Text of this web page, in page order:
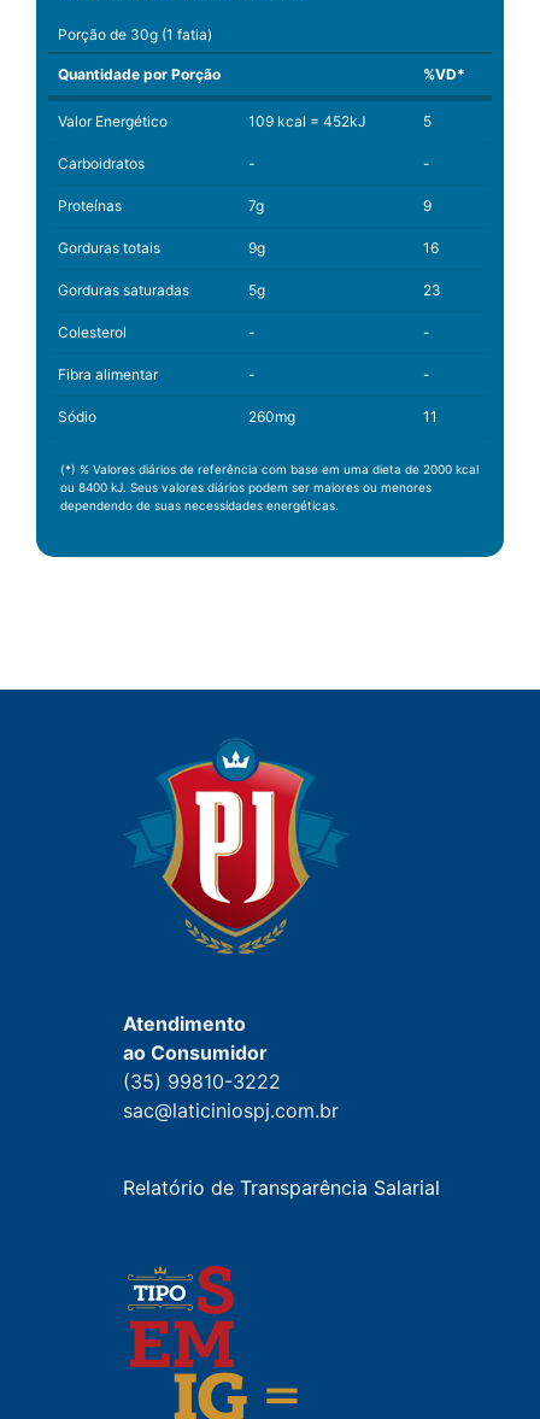
Porção de 30g (1 fatia)
Quantidade por Porção %VD*
Valor Energético 109 kcal = 452kJ 5
Carboidratos - -
Proteínas 7g 9
Gorduras totais 9g 16
Gorduras saturadas 5g 23
Colesterol - -
Fibra alimentar - -
Sódio 260mg 11
(*) % Valores diários de referência com base em uma dieta de 2000 kcal
ou 8400 kJ. Seus valores diários podem ser maiores ou menores
dependendo de suas necessidades energéticas.
Atendimento
ao Consumidor
(35) 99810-3222
sac@laticiniospj.com.br
Relatório de Transparência Salarial